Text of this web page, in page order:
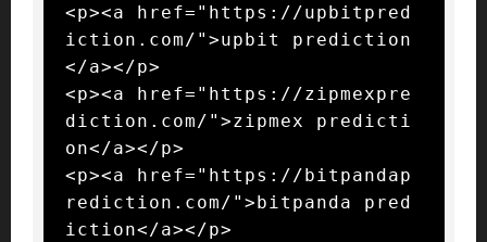
<p><a href="https://upbitpred
iction.com/">upbit prediction
</a></p>
<p><a href="https://zipmexpre
diction.com/">zipmex predicti
on</a></p>
<p><a href="https://bitpandap
rediction.com/">bitpanda pred
iction</a></p>